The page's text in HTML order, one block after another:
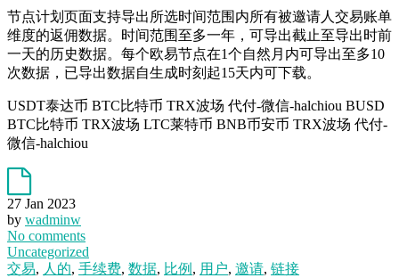
节点计划页面支持导出所选时间范围内所有被邀请人交易账单
维度的返佣数据。时间范围至多一年，可导出截止至导出时前
一天的历史数据。每个欧易节点在1个自然月内可导出至多10
次数据，已导出数据自生成时刻起15天内可下载。
USDT泰达币 BTC比特币 TRX波场 代付-微信-halchiou BUSD
BTC比特币 TRX波场 LTC莱特币 BNB币安币 TRX波场 代付-
微信-halchiou
27 Jan 2023
by wadminw
No comments
Uncategorized
交易, 人的, 手续费, 数据, 比例 , 用户, 邀请, 链接